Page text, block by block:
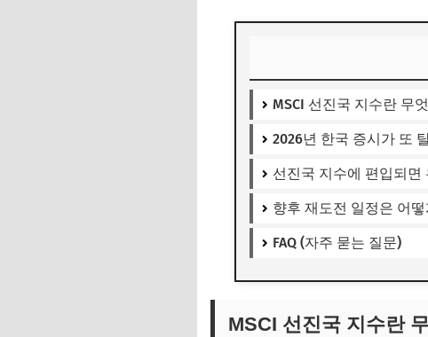
MSCI 선진국 지수란 무
2026년 한국 증시가 또
선진국 지수에 편입되면
향후 재도전 일정은 어
FAQ (자주 묻는 질문)
MSCI 선진국 지수란